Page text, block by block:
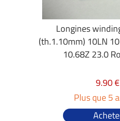
Longines
(th.1.10mm) 10LN
10.68Z 23.0
9.90 €
Plus que 5